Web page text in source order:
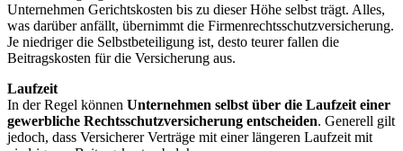
Unternehmen Gerichtskosten bis zu dieser Höhe selbst trägt. Alles,
was darüber anfällt, übernimmt die Firmenrechtsschutzversicherung.
Je niedriger die Selbstbeteiligung ist, desto teurer fallen die
Beitragskosten für die Versicherung aus.
Laufzeit
In der Regel können Unternehmen selbst über die Laufzeit einer
gewerbliche Rechtsschutzversicherung entscheiden. Generell gilt
jedoch, dass Versicherer Verträge mit einer längeren Laufzeit mit